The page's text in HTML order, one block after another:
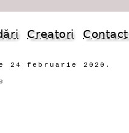
Creatori Contact
februarie 2020.